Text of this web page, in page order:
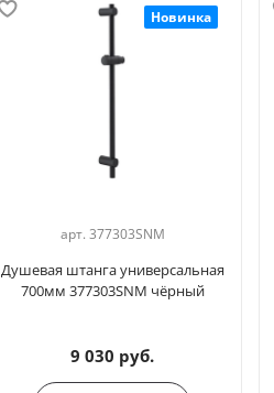
Новинка
арт. 377303SNM
Душевая штанга универсальная
700мм 377303SNM чёрный
9 030 руб.